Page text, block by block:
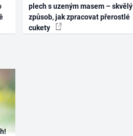
plech s uzeným masem – skvělý
způsob, jak zpracovat přerostlé
cukety